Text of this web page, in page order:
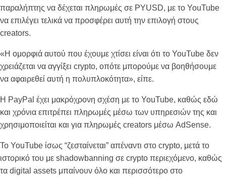
παραλήπτης να δέχεται πληρωμές σε PYUSD, με το YouTube
να επιλέγει τελικά να προσφέρει αυτή την επιλογή στους
creators.
«Η ομορφιά αυτού που έχουμε χτίσει είναι ότι το YouTube δεν
χρειάζεται να αγγίξει crypto, οπότε μπορούμε να βοηθήσουμε
να αφαιρεθεί αυτή η πολυπλοκότητα», είπε.
Η PayPal έχει μακρόχρονη σχέση με το YouTube, καθώς εδώ
και χρόνια επιτρέπει πληρωμές μέσω των υπηρεσιών της και
χρησιμοποιείται και για πληρωμές creators μέσω AdSense.
Το YouTube ίσως “ζεσταίνεται” απέναντι στο crypto, μετά το
ιστορικό του με shadowbanning σε crypto περιεχόμενο, καθώς
τα digital assets μπαίνουν όλο και περισσότερο στο